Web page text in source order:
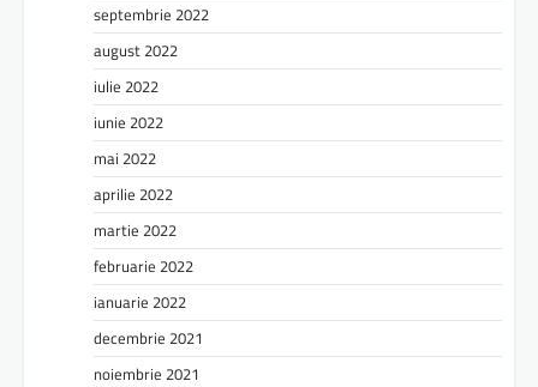
septembrie 2022
august 2022
iulie 2022
iunie 2022
mai 2022
aprilie 2022
martie 2022
februarie 2022
ianuarie 2022
decembrie 2021
noiembrie 2021